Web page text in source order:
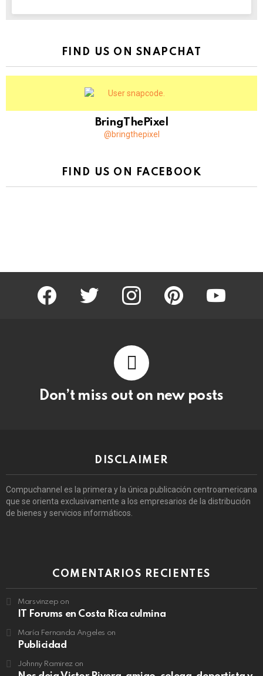
FIND US ON SNAPCHAT
BringThePixel
@bringthepixel
FIND US ON FACEBOOK
facebook twitter instagram pinterest youtube
Don’t miss out on new posts
DISCLAIMER
Compuchannel es la primera y la única publicación centroamericana
que se orienta exclusivamente a los empresarios de la distribución
de bienes y servicios informáticos.
COMENTARIOS RECIENTES
Marsvinzep on
IT Forums en Costa Rica culmina
María Fernanda Angeles on
Publicidad
Johnny Ramirezon